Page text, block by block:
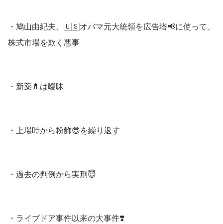
・鳩山由紀夫、🇺🇸オバマ元大統領を広告塔📢に使って、
株式市場を欺く悪事
・新薬💊は曖昧
・上場時から粉飾😎を繰り返す
・過去の判例から実刑😇
・ライブドア事件以来の大事件❣️